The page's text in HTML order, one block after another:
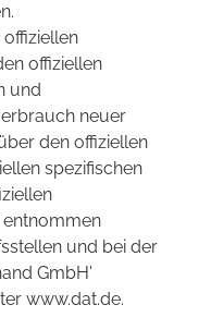
offiziellen
und
neuer
den offiziellen
spezifischen
und bei der
GmbH'
www.dat.de.